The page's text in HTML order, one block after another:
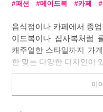
패션 메이드복 카페
음식점이나 카페에서 종
이드복이나 집사복처럼
캐주얼한 스타일까지 가
한 맞는 다양한 디자인이
고려한 디자인은 물론, 프
다움까지 갖춘 모습은 실
어 보는 재미가 있답니다.
이